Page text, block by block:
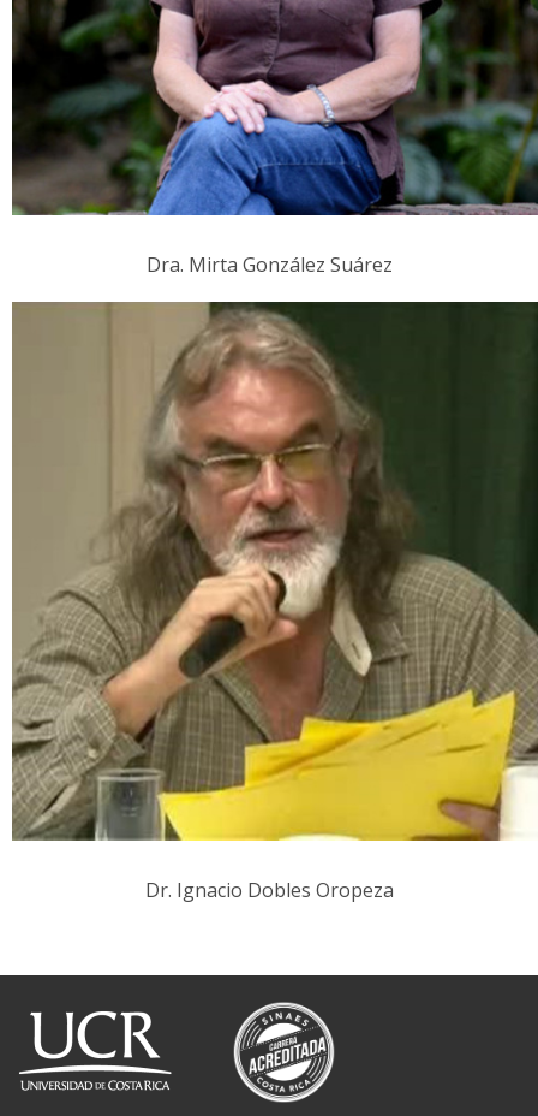
Dra. Mirta González Suárez
Dr. Ignacio Dobles Oropeza